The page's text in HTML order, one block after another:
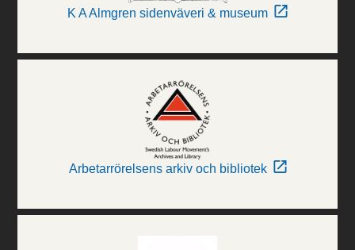
K A Almgren sidenväveri & museum
Arbetarrörelsens arkiv och bibliotek